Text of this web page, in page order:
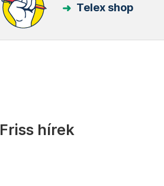
Telex shop
Friss hírek